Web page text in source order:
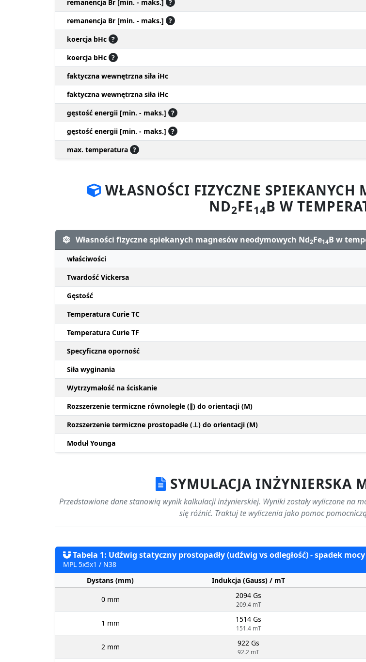
remanencja Br [min. - maks.] ?
remanencja Br [min. - maks.] ?
koercja bHc ?
koercja bHc ?
faktyczna wewnętrzna siła iHc
faktyczna wewnętrzna siła iHc
gęstość energii [min. - maks.] ?
gęstość energii [min. - maks.] ?
max. temperatura ?
WŁASNOŚCI FIZYCZNE SPIEKANYCH
ND2FE14B W
Własności fizyczne spiekanych magnesów neodymowych Nd2Fe14B w
właściwości
Twardość Vickersa
Gęstość
Temperatura Curie TC
Temperatura Curie TF
Specyficzna oporność
Siła wyginania
Wytrzymałość na ściskanie
Rozszerzenie termiczne równoległe (∥) do orientacji (M)
Rozszerzenie termiczne prostopadłe (⊥) do orientacji (M)
Moduł Younga
SYMULACJA INŻYNIERSKA
Przedstawione dane stanowią wynik kalkulacji inżynierskiej. Wyniki zostały wyliczone na
się różnić. Traktuj te wyliczenia jako pomoc
Tabela 1: Udźwig statyczny prostopadły (udźwig vs odległość) - spadek mocy
MPL 5x5x1 / N38
Dystans (mm)
Indukcja (Gauss) / mT
0 mm 2094 Gs
209.4 mT
1 mm 1514 Gs
151.4 mT
2 mm 922 Gs
92.2 mT